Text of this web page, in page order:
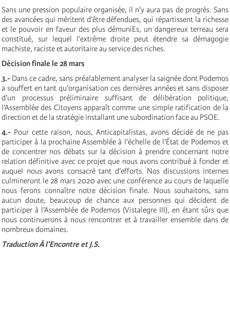
Sans une pression populaire organisée, il n’y aura pas de progrès. Sans
des avancées qui méritent d’être défendues, qui répartissent la richesse
et le pouvoir en faveur des plus démuniEs, un dangereux terreau sera
constitué, sur lequel l’extrême droite peut étendre sa démagogie
machiste, raciste et autoritaire au service des riches.
Décision finale le 28 mars
3.- Dans ce cadre, sans préalablement analyser la saignée dont Podemos
a souffert en tant qu’organisation ces dernières années et sans disposer
d’un processus préliminaire suffisant de délibération politique,
l’Assemblée des Citoyens apparaît comme une simple ratification de la
direction et de la stratégie installant une subordination face au PSOE.
4.- Pour cette raison, nous, Anticapitalistas, avons décidé de ne pas
participer à la prochaine Assemblée à l’échelle de l’État de Podemos et
de concentrer nos débats sur la décision à prendre concernant notre
relation définitive avec ce projet que nous avons contribué à fonder et
auquel nous avons consacré tant d’efforts. Nos discussions internes
culmineront le 28 mars 2020 avec une conférence au cours de laquelle
nous ferons connaître notre décision finale. Nous souhaitons, sans
aucun doute, beaucoup de chance aux personnes qui décident de
participer à l’Assemblée de Podemos (Vistalegre III), en étant sûrs que
nous continuerons à nous rencontrer et à travailler ensemble dans de
nombreux domaines.
Traduction À l’Encontre et J.S.